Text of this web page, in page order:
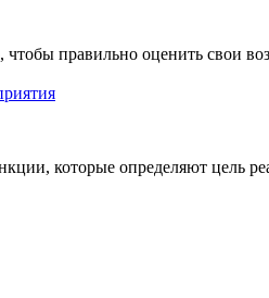
правильно оценить свои
которые определяют цель